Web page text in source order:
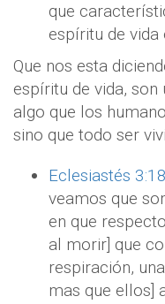
que
espíritu de vida
Que nos esta
espíritu de vida,
algo que los
sino que todo ser
Eclesiastés
veamos que
en que
al morir] que
respiración,
mas que ellos]